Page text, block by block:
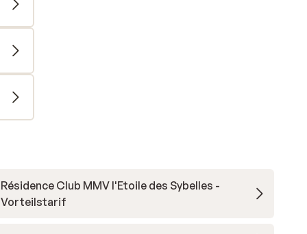
Résidence Club MMV l'Etoile des Sybelles -
Vorteilstarif